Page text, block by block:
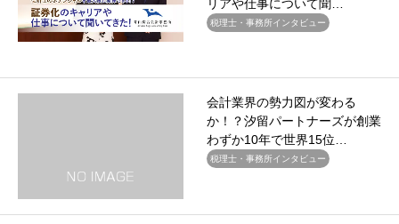
リアや仕事について聞…
税理士・事務所インタビュー
会計業界の勢力図が変わる
か！？汐留パートナーズが創業
わずか10年で世界15位…
税理士・事務所インタビュー